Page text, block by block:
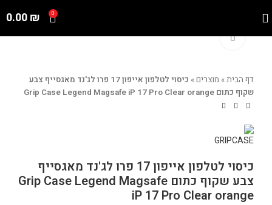
0
0.00₪
Click to enlarge
דף הבית» מוצרים»
כיסוי לטלפון אייפון 17 פרו לג'נד מאגסייף צבע
שקוף כתום Grip Case Legend Magsafe iP 17 Pro Clear orange
כיסוי לטלפון אייפון 17 פרו לג'נד מאגסייף
צבע שקוף כתום Grip Case Legend Magsafe
iP 17 Pro Clear orange